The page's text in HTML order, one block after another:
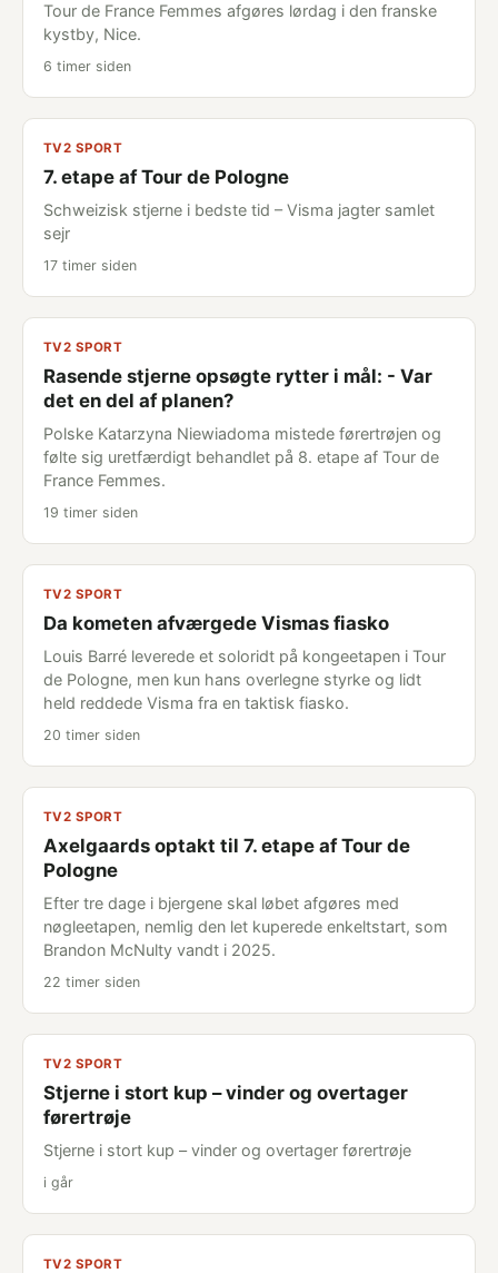
Tour de France Femmes afgøres lørdag i den franske
kystby, Nice.
6 timer siden
TV2 SPORT
7. etape af Tour de Pologne
Schweizisk stjerne i bedste tid – Visma jagter samlet
sejr
17 timer siden
TV2 SPORT
Rasende stjerne opsøgte rytter i mål: - Var
det en del af planen?
Polske Katarzyna Niewiadoma mistede førertrøjen og
følte sig uretfærdigt behandlet på 8. etape af Tour de
France Femmes.
19 timer siden
TV2 SPORT
Da kometen afværgede Vismas fiasko
Louis Barré leverede et soloridt på kongeetapen i Tour
de Pologne, men kun hans overlegne styrke og lidt
held reddede Visma fra en taktisk fiasko.
20 timer siden
TV2 SPORT
Axelgaards optakt til 7. etape af Tour de
Pologne
Efter tre dage i bjergene skal løbet afgøres med
nøgleetapen, nemlig den let kuperede enkeltstart, som
Brandon McNulty vandt i 2025.
22 timer siden
TV2 SPORT
Stjerne i stort kup – vinder og overtager
førertrøje
Stjerne i stort kup – vinder og overtager førertrøje
i går
TV2 SPORT